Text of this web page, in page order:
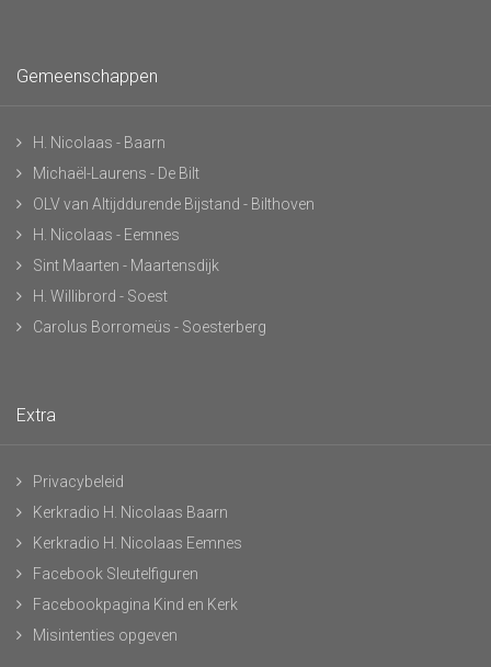
Gemeenschappen
H. Nicolaas - Baarn
Michaël-Laurens - De Bilt
OLV van Altijddurende Bijstand - Bilthoven
H. Nicolaas - Eemnes
Sint Maarten - Maartensdijk
H. Willibrord - Soest
Carolus Borromeüs - Soesterberg
Extra
Privacybeleid
Kerkradio H. Nicolaas Baarn
Kerkradio H. Nicolaas Eemnes
Facebook Sleutelfiguren
Facebookpagina Kind en Kerk
Misintenties opgeven